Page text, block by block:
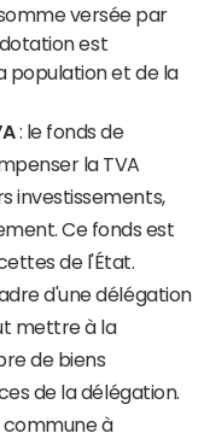
versée par
est
population et de la
: le fonds de
la TVA
investissements,
Ce fonds est
de l'État.
d'une délégation
mettre à la
de biens
de la délégation.
commune à